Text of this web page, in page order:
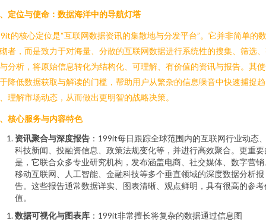
定位与使命：数据海洋中的导航灯塔
的核心定位是“互联网数据资讯的集散地与分发平台”。它并非简单的
者，而是致力于对海量、分散的互联网数据进行系统性的搜集、筛选
分析，将原始信息转化为结构化、可理解、有价值的资讯与报告。其
降低数据获取与解读的门槛，帮助用户从繁杂的信息噪音中快速捕捉趋
理解市场动态，从而做出更明智的战略决策。
核心服务与内容特色
资讯聚合与深度报告 ：199it每日跟踪全球范围内的互联网行业动态
科技新闻、投融资信息、政策法规变化等，并进行高效聚合。更重要
是，它联合众多专业研究机构，发布涵盖电商、社交媒体、数字营销
移动互联网、人工智能、金融科技等多个垂直领域的深度数据分析报
告。这些报告通常数据详实、图表清晰、观点鲜明，具有很高的参考
值。
数据可视化与图表库 ：199it非常擅长将复杂的数据通过信息图